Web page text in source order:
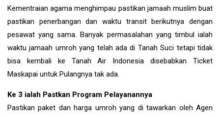
Kementraian agama menghimpau pastikan jamaah muslim buat
pastikan penerbangan dan waktu transit berikutnya dengan
pesawat yang sama. Banyak permasalahan yang timbul ialah
waktu jamaah umroh yang telah ada di Tanah Suci tetapi tidak
bisa kembali ke Tanah Air Indonesia disebabkan Ticket
Maskapai untuk Pulangnya tak ada.
Ke 3 ialah Pastkan Program Pelayanannya
Pastikan paket dan harga umroh yang di tawarkan oleh Agen